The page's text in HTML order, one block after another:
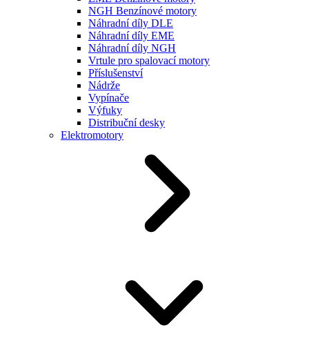
NGH Benzínové motory
Náhradní díly DLE
Náhradní díly EME
Náhradní díly NGH
Vrtule pro spalovací motory
Příslušenství
Nádrže
Vypínače
Výfuky
Distribuční desky
Elektromotory